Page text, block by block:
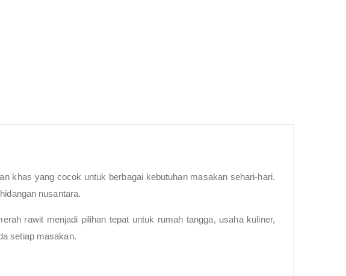
khas yang cocok untuk berbagai kebutuhan masakan sehari-hari.
nusantara.
rawit menjadi pilihan tepat untuk rumah tangga, usaha kuliner,
setiap masakan.